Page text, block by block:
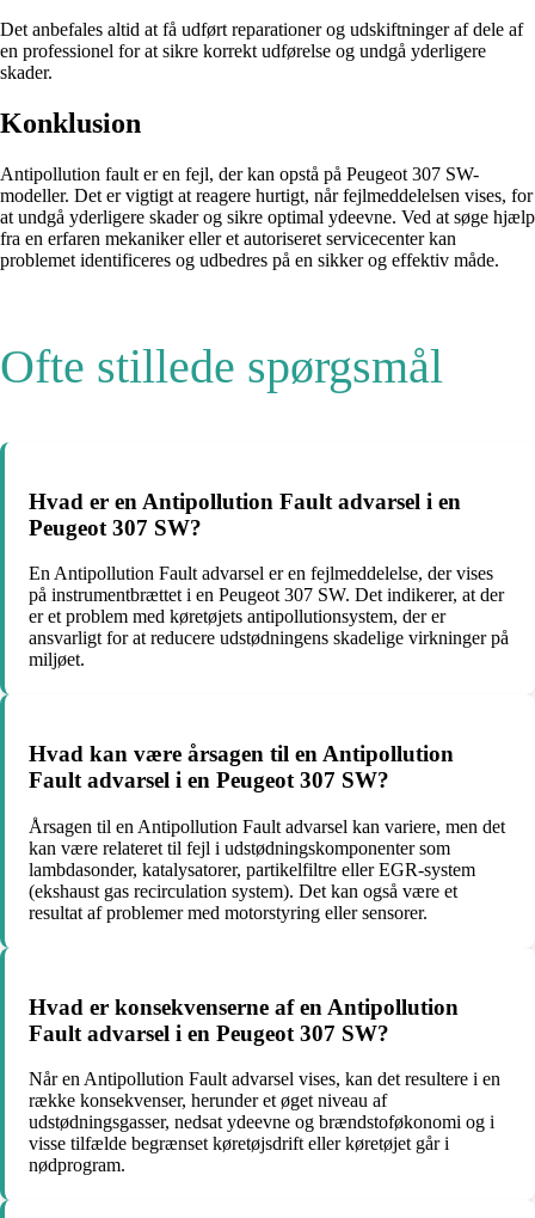
Det anbefales altid at få udført reparationer og udskiftninger af dele af
en professionel for at sikre korrekt udførelse og undgå yderligere
skader.
Konklusion
Antipollution fault er en fejl, der kan opstå på Peugeot 307 SW-
modeller. Det er vigtigt at reagere hurtigt, når fejlmeddelelsen vises, for
at undgå yderligere skader og sikre optimal ydeevne. Ved at søge hjælp
fra en erfaren mekaniker eller et autoriseret servicecenter kan
problemet identificeres og udbedres på en sikker og effektiv måde.
Ofte stillede spørgsmål
Hvad er en Antipollution Fault advarsel i en
Peugeot 307 SW?
En Antipollution Fault advarsel er en fejlmeddelelse, der vises
på instrumentbrættet i en Peugeot 307 SW. Det indikerer, at der
er et problem med køretøjets antipollutionsystem, der er
ansvarligt for at reducere udstødningens skadelige virkninger på
miljøet.
Hvad kan være årsagen til en Antipollution
Fault advarsel i en Peugeot 307 SW?
Årsagen til en Antipollution Fault advarsel kan variere, men det
kan være relateret til fejl i udstødningskomponenter som
lambdasonder, katalysatorer, partikelfiltre eller EGR-system
(ekshaust gas recirculation system). Det kan også være et
resultat af problemer med motorstyring eller sensorer.
Hvad er konsekvenserne af en Antipollution
Fault advarsel i en Peugeot 307 SW?
Når en Antipollution Fault advarsel vises, kan det resultere i en
række konsekvenser, herunder et øget niveau af
udstødningsgasser, nedsat ydeevne og brændstoføkonomi og i
visse tilfælde begrænset køretøjsdrift eller køretøjet går i
nødprogram.